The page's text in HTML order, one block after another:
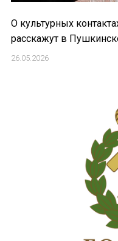
О культурных
расскажут в
26.05.2026